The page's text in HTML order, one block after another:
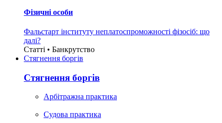
Фізичні особи
Фальстарт інституту неплатоспроможності фізосіб: що
далі?
Статті • Банкрутство
Стягнення боргiв
Стягнення боргiв
Арбітражна практика
Судова практика